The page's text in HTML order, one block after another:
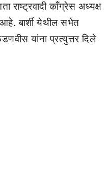
राष्ट्रवादी कॉंग्रेस अध्यक्ष
आहे. बार्शी येथील सभेत
यांना प्रत्युत्तर दिले